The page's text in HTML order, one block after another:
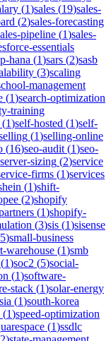
(1)sales (19)sales-
(2)sales-forecasting
pipeline (1)sales-
essentials
hana (1)sars (2)sasb
(3)scaling
management
(1)search-optimization
training
(1)self-hosted (1)self-
(1)selling-online
(16)seo-audit (1)seo-
server-sizing (2)service
firms (1)services
(1)shift-
(2)shopify
(1)shopify-
(3)sis (1)sisense
5)small-business
warehouse (1)smb
(1)soc2 (5)social-
(1)software-
stack (1)solar-energy
(1)south-korea
(1)speed-optimization
(1)ssdlc